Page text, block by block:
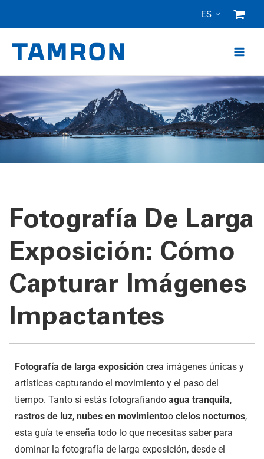
contenido
ES
Fotografía De Larga
Exposición: Cómo
Capturar Imágenes
Impactantes
Fotografía de larga exposición crea imágenes únicas y
artísticas capturando el movimiento y el paso del
tiempo. Tanto si estás fotografiando agua tranquila,
rastros de luz, nubes en movimientoo cielos nocturnos,
esta guía te enseña todo lo que necesitas saber para
dominar la fotografía de larga exposición, desde el